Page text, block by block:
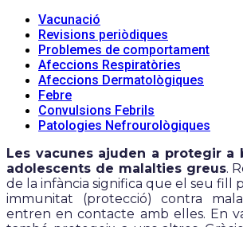
Vacunació
Revisions periòdiques
Problemes de comportament
Afeccions Respiratòries
Afeccions Dermatològiques
Febre
Convulsions Febrils
Patologies Nefrourològiques
Les vacunes ajuden a protegir a
adolescents de malalties greus.
de la infància significa que el seu fill
immunitat (protecció) contra
entren en contacte amb elles. En